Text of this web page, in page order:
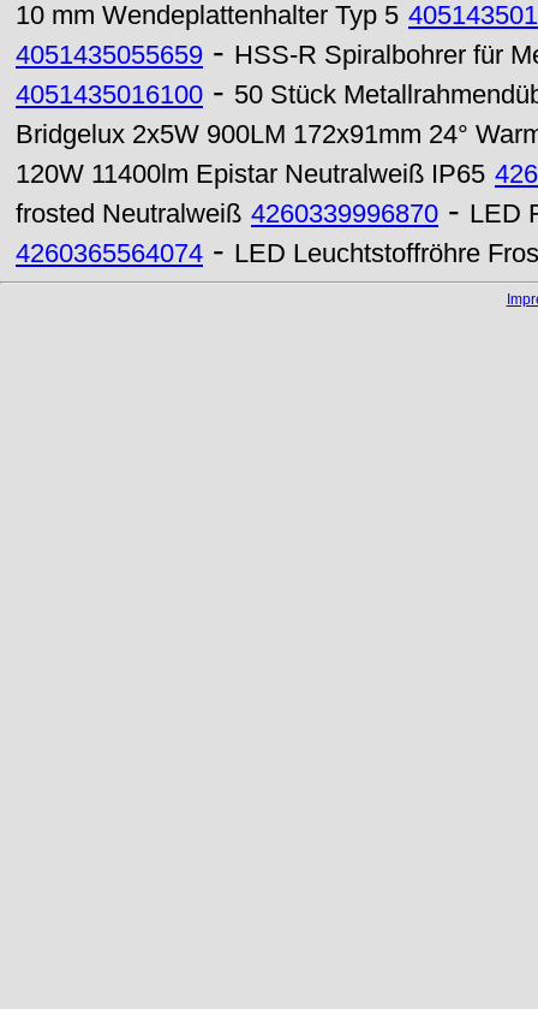
10 mm Wendeplattenhalter Typ 5
4051435055659 - HSS-R Spiralbohrer für
4051435016100 - 50 Stück
Bridgelux 2x5W 900LM 172x91mm 24°
120W 11400lm Epistar Neutralweiß IP65
frosted Neutralweiß 4260339996870 - LED
4260365564074 - LED Leuchtstoffröhre